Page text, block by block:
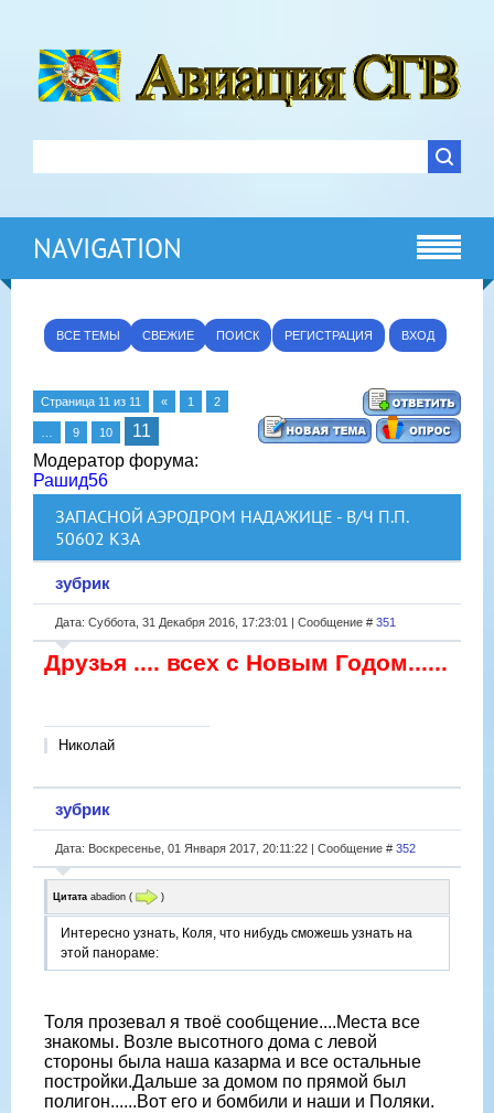
NAVIGATION
ВСЕ ТЕМЫ СВЕЖИЕ ПОИСК РЕГИСТРАЦИЯ ВХОД
Страница 11 из 11 « 1 2
9 10
11
Модератор форума:
Рашид56
ЗАПАСНОЙ АЭРОДРОМ НАДАЖИЦЕ - В/Ч П.П.
50602 КЗА
зубрик
Дата: Суббота, 31 Декабря 2016, 17:23:01 | Сообщение # 351
Друзья .... всех с Новым Годом......
Николай
зубрик
Дата: Воскресенье, 01 Января 2017, 20:11:22 | Сообщение # 352
Цитата abadion ( )
Интересно узнать, Коля, что нибудь сможешь узнать на
этой панораме:
Толя прозевал я твоё сообщение....Места все
знакомы. Возле высотного дома с левой
стороны была наша казарма и все остальные
постройки.Дальше за домом по прямой был
полигон......Вот его и бомбили и наши и Поляки.